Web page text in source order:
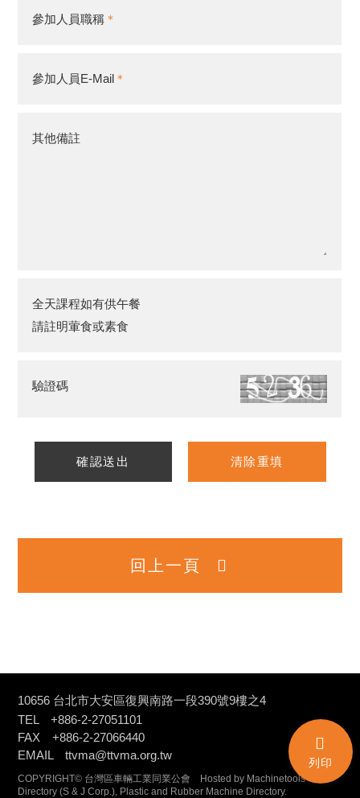
參加人員職稱
參加人員E-Mail
其他備註
全天課程如有供午餐
請註明葷食或素食
驗證碼
確認送出 清除重填
回上一頁
列印
10656 台北市大安區復興南路一段390號9樓之4
TEL +886-2-27051101
FAX +886-2-27066440
EMAIL ttvma@ttvma.org.tw
COPYRIGHT© 台灣區車輛工業同業公會 Hosted by Machinetools
Directory (S & J Corp.), Plastic and Rubber Machine Directory.